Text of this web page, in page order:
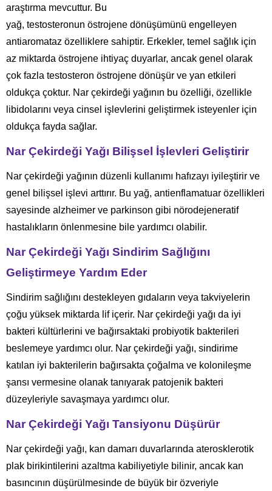
araştırma mevcuttur. Bu
yağ, testosteronun östrojene dönüşümünü engelleyen
antiaromataz özelliklere sahiptir. Erkekler, temel sağlık için
az miktarda östrojene ihtiyaç duyarlar, ancak genel olarak
çok fazla testosteron östrojene dönüşür ve yan etkileri
oldukça çoktur. Nar çekirdeği yağının bu özelliği, özellikle
libidolarını veya cinsel işlevlerini geliştirmek isteyenler için
oldukça fayda sağlar.
Nar Çekirdeği Yağı Bilişsel İşlevleri Geliştirir
Nar çekirdeği yağının düzenli kullanımı hafızayı iyileştirir ve
genel bilişsel işlevi arttırır. Bu yağ, antienflamatuar özellikleri
sayesinde alzheimer ve parkinson gibi nörodejeneratif
hastalıkların önlenmesine bile yardımcı olabilir.
Nar Çekirdeği Yağı Sindirim Sağlığını
Geliştirmeye Yardım Eder
Sindirim sağlığını destekleyen gıdaların veya takviyelerin
çoğu yüksek miktarda lif içerir. Nar çekirdeği yağı da iyi
bakteri kültürlerini ve bağırsaktaki probiyotik bakterileri
beslemeye yardımcı olur. Nar çekirdeği yağı, sindirime
katılan iyi bakterilerin bağırsakta çoğalma ve kolonileşme
şansı vermesine olanak tanıyarak patojenik bakteri
düzeyleriyle savaşmaya yardımcı olur.
Nar Çekirdeği Yağı Tansiyonu Düşürür
Nar çekirdeği yağı, kan damarı duvarlarında aterosklerotik
plak birikintilerini azaltma kabiliyetiyle bilinir, ancak kan
basıncının düşürülmesinde de büyük bir özveriyle